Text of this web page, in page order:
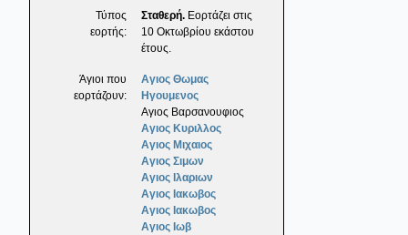
Τύπος
εορτής:
Σταθερή. Εορτάζει στις
10 Οκτωβρίου εκάστου
έτους.
Άγιοι που
εορτάζουν:
Αγιος Θωμας
Ηγουμενος
Αγιος Βαρσανουφιος
Αγιος Κυριλλος
Αγιος Μιχαιος
Αγιος Σιμων
Αγιος Ιλαριων
Αγιος Ιακωβος
Αγιος Ιακωβος
Αγιος Ιωβ